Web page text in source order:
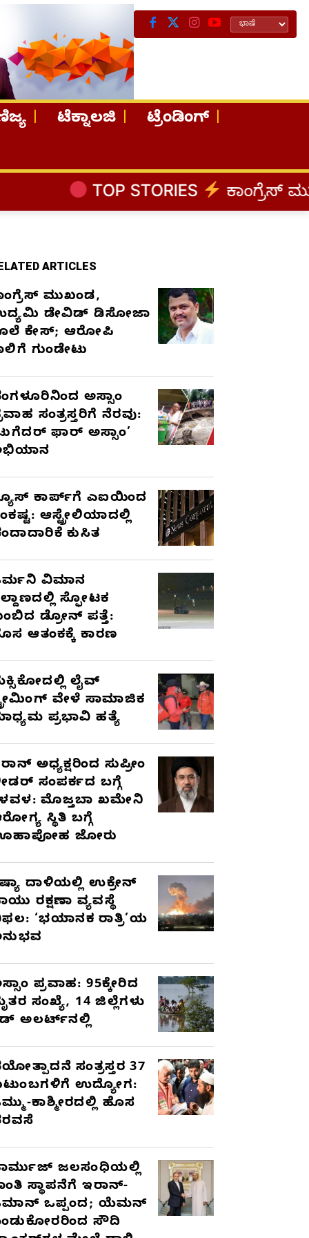
ಟೆಕ್ನಾಲಜಿ
ಟ್ರೆಂಡಿಂಗ್
STORIES ಕಾಂಗ್ರೆಸ್‌ ಮುಖಂಡ, ಉದ್ಯಮಿ
ARTICLES
ಮುಖಂಡ,
ಡೇವಿಡ್‌ ಡಿಸೋಜಾ
ಕೇಸ್;‌ ಆರೋಪಿ
ಗುಂಡೇಟು
ಅಸ್ಸಾಂ
ಸಂತ್ರಸ್ತರಿಗೆ ನೆರವು:
ಫಾರ್ ಅಸ್ಸಾಂ’
ಕಾರ್ಪ್‌ಗೆ ಎಐಯಿಂದ
ಆಸ್ಟ್ರೇಲಿಯಾದಲ್ಲಿ
ಕುಸಿತ
ವಿಮಾನ
ಸ್ಫೋಟಕ
ಡ್ರೋನ್ ಪತ್ತೆ:
ಆತಂಕಕ್ಕೆ ಕಾರಣ
ಲೈವ್
ವೇಳೆ ಸಾಮಾಜಿಕ
ಪ್ರಭಾವಿ ಹತ್ಯೆ
ಅಧ್ಯಕ್ಷರಿಂದ ಸುಪ್ರೀಂ
ಸಂಪರ್ಕದ ಬಗ್ಗೆ
ಮೊಜ್ತಬಾ ಖಮೇನಿ
ಸ್ಥಿತಿ ಬಗ್ಗೆ
ಜೋರು
ದಾಳಿಯಲ್ಲಿ ಉಕ್ರೇನ್
ರಕ್ಷಣಾ ವ್ಯವಸ್ಥೆ
‘ಭಯಾನಕ ರಾತ್ರಿ’ಯ
ಪ್ರವಾಹ: 95ಕ್ಕೇರಿದ
ಸಂಖ್ಯೆ, 14 ಜಿಲ್ಲೆಗಳು
ಅಲರ್ಟ್‌ನಲ್ಲಿ
ಸಂತ್ರಸ್ತರ 37
ಉದ್ಯೋಗ:
ಕಾಶ್ಮೀರದಲ್ಲಿ ಹೊಸ
ಜಲಸಂಧಿಯಲ್ಲಿ
ಸ್ಥಾಪನೆಗೆ ಇರಾನ್-
ಒಪ್ಪಂದ; ಯೆಮನ್
ಸೌದಿ